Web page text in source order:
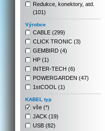
Redukce, konektory, atd.
(101)
Výrobce
CABLE (299)
CLICK TRONIC (3)
GEMBIRD (4)
HP (1)
INTER-TECH (6)
POWERGARDEN (47)
1stCOOL (1)
KABEL typ
vše (*)
JACK (19)
USB (82)